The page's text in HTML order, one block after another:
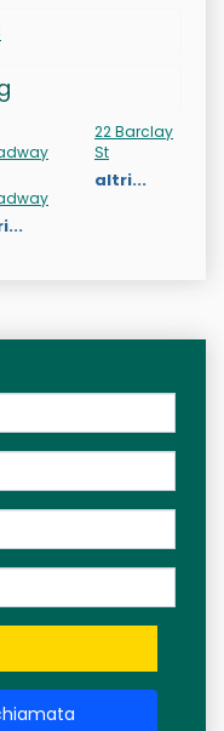
22 Barclay
St
altri...